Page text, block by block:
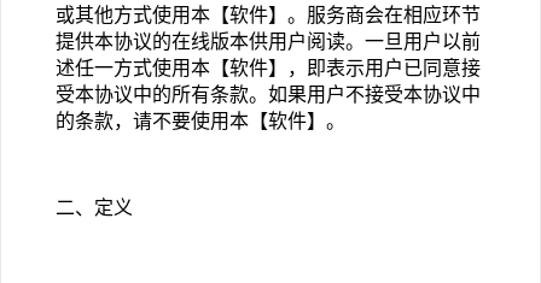
或其他方式使用本【软件】。服务商会在相应环节
提供本协议的在线版本供用户阅读。一旦用户以前
述任一方式使用本【软件】，即表示用户已同意接
受本协议中的所有条款。如果用户不接受本协议中
的条款，请不要使用本【软件】。
二、定义